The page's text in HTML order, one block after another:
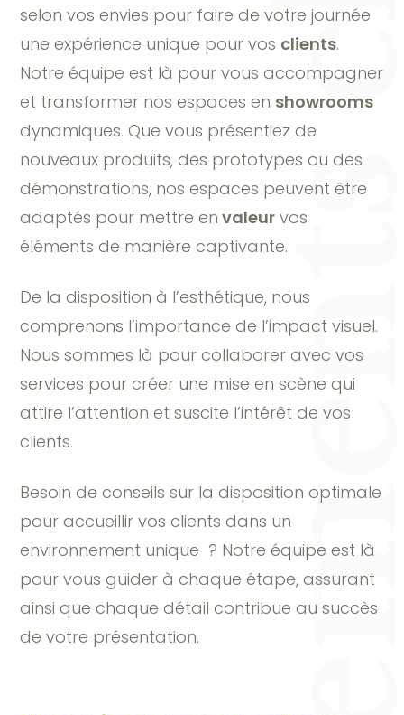
selon vos envies pour faire de votre journée
une expérience unique pour vos clients.
Notre équipe est là pour vous accompagner
et transformer nos espaces en showrooms
dynamiques. Que vous présentiez de
nouveaux produits, des prototypes ou des
démonstrations, nos espaces peuvent être
adaptés pour mettre en valeur vos
éléments de manière captivante.
De la disposition à l’esthétique, nous
comprenons l’importance de l’impact visuel.
Nous sommes là pour collaborer avec vos
services pour créer une mise en scène qui
attire l’attention et suscite l’intérêt de vos
clients.
Besoin de conseils sur la disposition optimale
pour accueillir vos clients dans un
environnement unique ? Notre équipe est là
pour vous guider à chaque étape, assurant
ainsi que chaque détail contribue au succès
de votre présentation.